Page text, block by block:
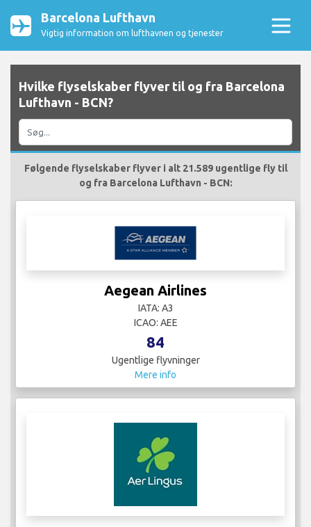
Barcelona Lufthavn
Vigtig information om lufthavnen og tjenester
Hvilke flyselskaber flyver til og fra Barcelona
Lufthavn - BCN?
Følgende flyselskaber flyver i alt 21.589 ugentlige fly til
og fra Barcelona Lufthavn - BCN:
Aegean Airlines
IATA: A3
ICAO: AEE
84
Ugentlige flyvninger
Mere info